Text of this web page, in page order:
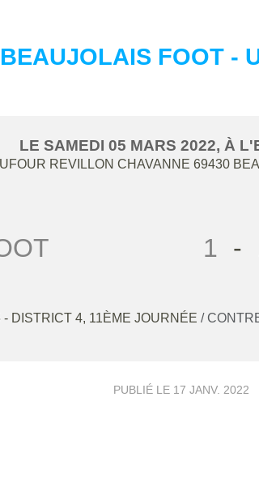
BEAUJOLAIS FOOT -
LE SAMEDI 05 MARS 2022, À
REVILLON CHAVANNE 69430
1 -
- DISTRICT 4, 11ÈME JOURNÉE /
PUBLIÉ LE 17 JANV. 2022